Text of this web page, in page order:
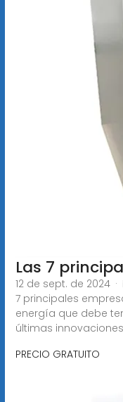
Las 7
12 de sept. de 2024
7 principales
energía que debe
últimas
PRECIO GRATUITO